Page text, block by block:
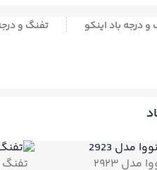
سنگ رومیزیعلف زن شارژی
تخریب پمپ مته تیز کن بکس
درجه باد اینکو تفنگ و
۲۹۲۳ تفنگ